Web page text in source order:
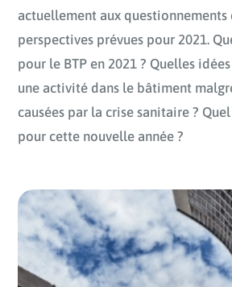
actuellement aux questionnements
perspectives prévues pour 2021.
pour le BTP en 2021 ? Quelles
une activité dans le bâtiment
causées par la crise sanitaire ?
pour cette nouvelle année ?